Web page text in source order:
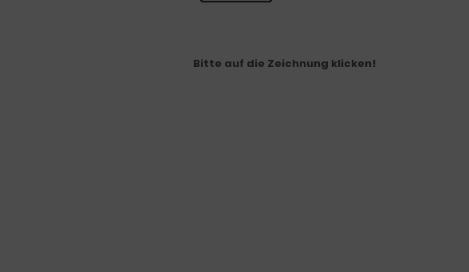
Bitte auf die Zeichnung klicken!